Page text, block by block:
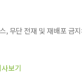
, 무단 전재 및 재배포 금
보기